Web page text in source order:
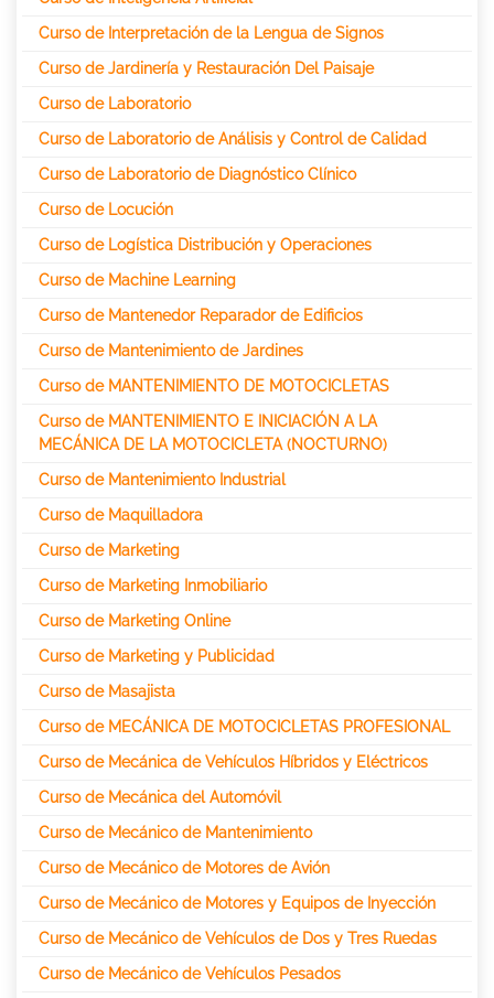
Curso de Interpretación de la Lengua de Signos
Curso de Jardinería y Restauración Del Paisaje
Curso de Laboratorio
Curso de Laboratorio de Análisis y Control de Calidad
Curso de Laboratorio de Diagnóstico Clínico
Curso de Locución
Curso de Logística Distribución y Operaciones
Curso de Machine Learning
Curso de Mantenedor Reparador de Edificios
Curso de Mantenimiento de Jardines
Curso de MANTENIMIENTO DE MOTOCICLETAS
Curso de MANTENIMIENTO E INICIACIÓN A LA
MECÁNICA DE LA MOTOCICLETA (NOCTURNO)
Curso de Mantenimiento Industrial
Curso de Maquilladora
Curso de Marketing
Curso de Marketing Inmobiliario
Curso de Marketing Online
Curso de Marketing y Publicidad
Curso de Masajista
Curso de MECÁNICA DE MOTOCICLETAS PROFESIONAL
Curso de Mecánica de Vehículos Híbridos y Eléctricos
Curso de Mecánica del Automóvil
Curso de Mecánico de Mantenimiento
Curso de Mecánico de Motores de Avión
Curso de Mecánico de Motores y Equipos de Inyección
Curso de Mecánico de Vehículos de Dos y Tres Ruedas
Curso de Mecánico de Vehículos Pesados